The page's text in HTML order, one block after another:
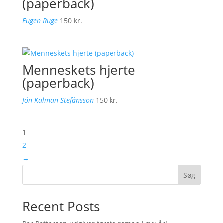
(paperback)
Eugen Ruge 150 kr.
Menneskets hjerte
(paperback)
Jón Kalman Stefánsson 150 kr.
1
2
→
Søg
Recent Posts